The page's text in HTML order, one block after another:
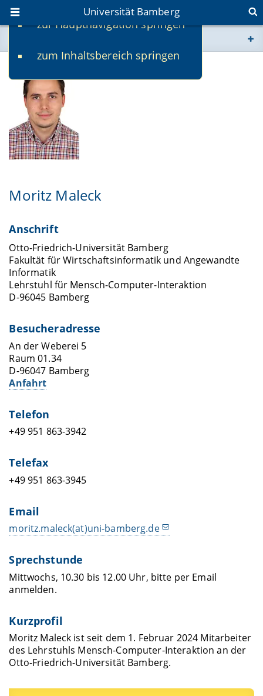
zur Hauptnavigation springen
zum Inhaltsbereich springen
Universität Bamberg
www.uni-bamberg.de
Moritz Maleck
Anschrift
Otto-Friedrich-Universität Bamberg
Fakultät für Wirtschaftsinformatik und Angewandte
Informatik
Lehrstuhl für Mensch-Computer-Interaktion
D-96045 Bamberg
Besucheradresse
An der Weberei 5
Raum 01.34
D-96047 Bamberg
Anfahrt
Telefon
+49 951 863-3942
Telefax
+49 951 863-3945
Email
moritz.maleck(at)uni-bamberg.de
Sprechstunde
Mittwochs, 10.30 bis 12.00 Uhr, bitte per Email
anmelden.
Kurzprofil
Moritz Maleck ist seit dem 1. Februar 2024 Mitarbeiter
des Lehrstuhls Mensch-Computer-Interaktion an der
Otto-Friedrich-Universität Bamberg.